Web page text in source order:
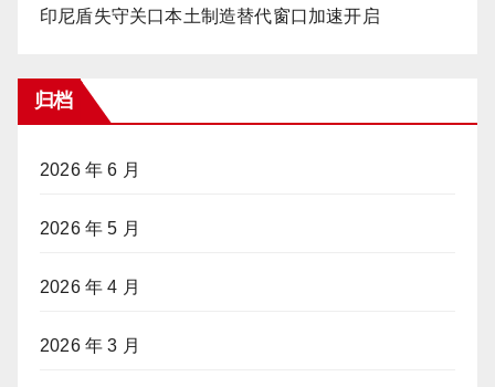
印尼盾失守关口本土制造替代窗口加速开启
归档
2026 年 6 月
2026 年 5 月
2026 年 4 月
2026 年 3 月